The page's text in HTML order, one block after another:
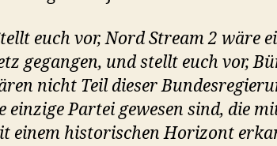
euch vor, Nord Stream 2 wäre
gegangen, und stellt euch vor,
nicht Teil dieser
einzige Partei gewesen sind, die
einem historischen Horizont